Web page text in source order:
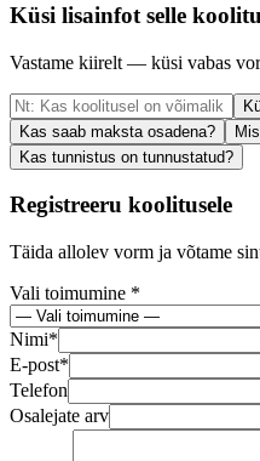
Küsi lisainfot selle
Vastame kiirelt — küsi vabas
Kas saab maksta osadena?
Kas tunnistus on tunnustatud?
Registreeru koolitusele
Täida allolev vorm ja võtame
Vali toimumine *
Nimi*
E-post*
Telefon
Osalejate arv